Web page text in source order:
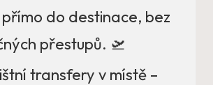
do destinace, bez
přestupů. 🛫
transfery v místě –